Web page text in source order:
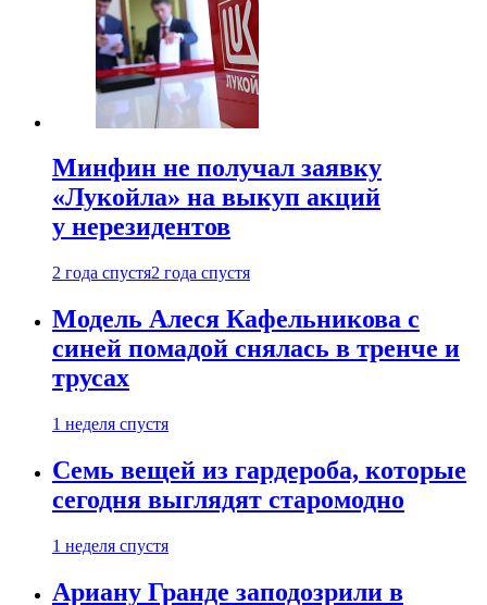
Минфин не получал заявку
«Лукойла» на выкуп акций
у нерезидентов
2 года спустя2 года спустя
Модель Алеся Кафельникова с
синей помадой снялась в тренче и
трусах
1 неделя спустя
Семь вещей из гардероба, которые
сегодня выглядят старомодно
1 неделя спустя
Ариану Гранде заподозрили в